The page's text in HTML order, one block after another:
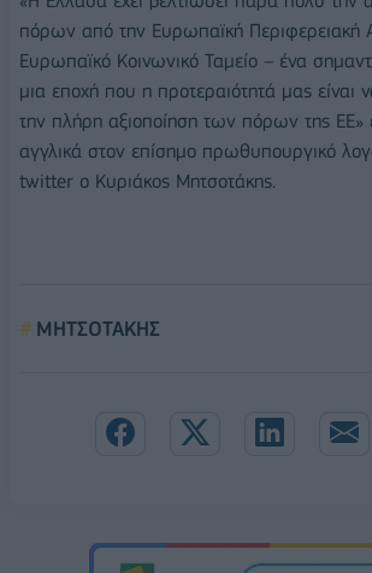
πόρων από την Ευρωπαϊκή Περιφερειακή
Ευρωπαϊκό Κοινωνικό Ταμείο – ένα
μια εποχή που η προτεραιότητά μας είναι
την πλήρη αξιοποίηση των πόρων της ΕΕ»
αγγλικά στον επίσημο πρωθυπουργικό
twitter ο Κυριάκος Μητσοτάκης.
ΜΗΤΣΟΤΑΚΗΣ